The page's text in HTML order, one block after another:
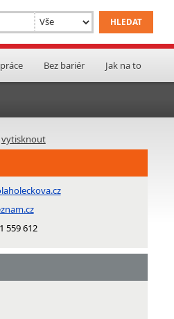
Bez bariér Jak na to
vytisknout
559 612